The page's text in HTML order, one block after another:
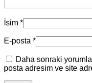
İsim *
E-posta *
Daha sonraki
posta adresim ve site